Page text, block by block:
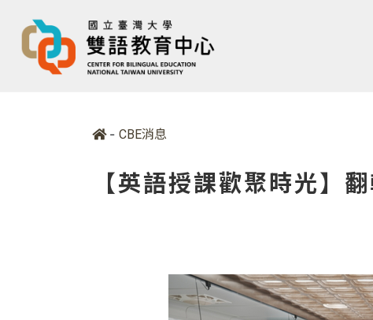
- CBE消息
【英語授課歡聚時光】